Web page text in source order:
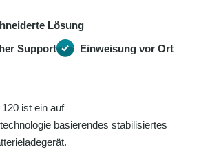
Lösung
Support
Einweisung vor Ort
ist ein auf
basierendes stabilisiertes